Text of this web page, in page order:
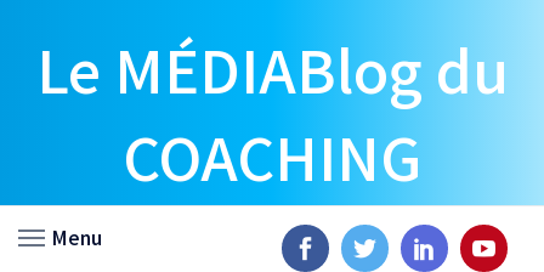
Le MÉDIABlog du
COACHING
Menu